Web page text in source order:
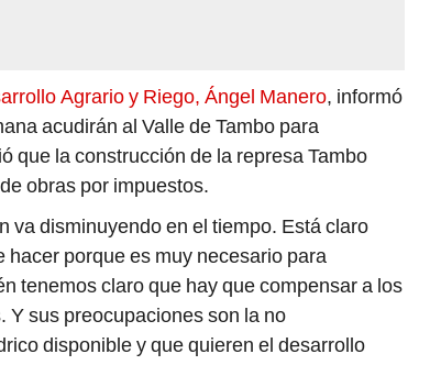
Agrario y Riego, Ángel Manero, informó
acudirán al Valle de Tambo para
que la construcción de la represa Tambo
obras por impuestos.
va disminuyendo en el tiempo. Está claro
hacer porque es muy necesario para
tenemos claro que hay que compensar a los
sus preocupaciones son la no
disponible y que quieren el desarrollo